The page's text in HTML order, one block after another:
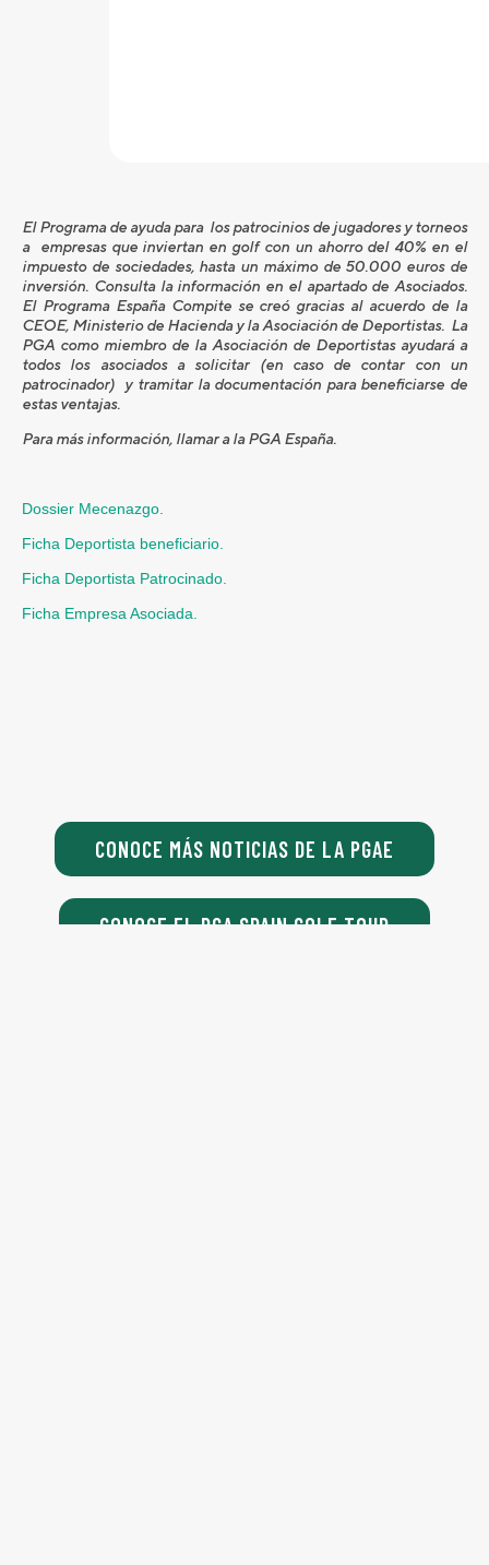
El Programa de ayuda para los patrocinios de jugadores y torneos
a empresas que inviertan en golf con un ahorro del 40% en el
impuesto de sociedades, hasta un máximo de 50.000 euros de
inversión. Consulta la información en el apartado de Asociados.
El Programa España Compite se creó gracias al acuerdo de la
CEOE, Ministerio de Hacienda y la Asociación de Deportistas. La
PGA como miembro de la Asociación de Deportistas ayudará a
todos los asociados a solicitar (en caso de contar con un
patrocinador) y tramitar la documentación para beneficiarse de
estas ventajas.
Para más información, llamar a la PGA España.
Dossier Mecenazgo.
Ficha Deportista beneficiario.
Ficha Deportista Patrocinado.
Ficha Empresa Asociada.
CONOCE MÁS NOTICIAS DE LA PGAE
CONOCE EL PGA SPAIN GOLF TOUR